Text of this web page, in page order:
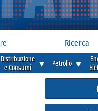
Ricerca
Distribuzione
e Consumi
▼ Petrolio ▼